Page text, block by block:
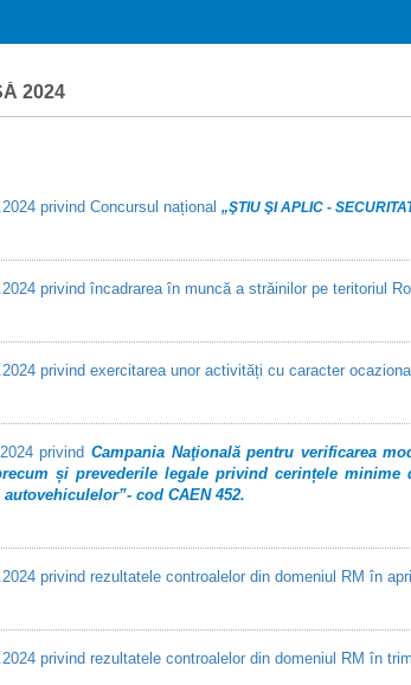
2024
privind Concursul național „ŞTIU ŞI APLIC -
privind încadrarea în muncă a străinilor pe teritoriul
privind exercitarea unor activități cu caracter
privind Campania Naţională pentru verificarea
și prevederile legale privind cerințele
cod CAEN 452.
privind rezultatele controalelor din domeniul RM în
privind rezultatele controalelor din domeniul RM în